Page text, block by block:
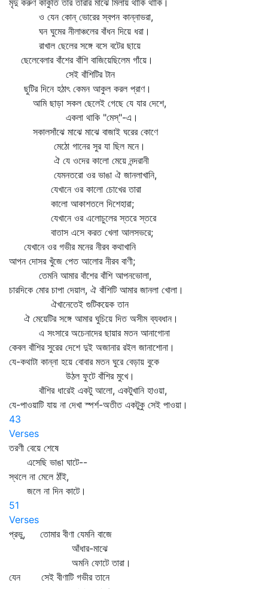
মৃদু করুণ কাকুতি তার তারার মাঝে মিলায় থাকি থাকি।
ও যেন কোন্‌ ভোরের স্বপন কান্নাভরা,
ঘন ঘুমের নীলাঞ্চলের বাঁধন দিয়ে ধরা।
রাখাল ছেলের সঙ্গে বসে বটের ছায়ে
ছেলেবেলার বাঁশের বাঁশি বাজিয়েছিলেম গাঁয়ে।
সেই বাঁশিটির টান
ছুটির দিনে হঠাৎ কেমন আকুল করল প্রাণ।
আমি ছাড়া সকল ছেলেই গেছে যে যার দেশে,
একলা থাকি "মেস্‌"-এ।
সকালসাঁঝে মাঝে মাঝে বাজাই ঘরের কোণে
মেঠো গানের সুর যা ছিল মনে।
ঐ যে ওদের কালো মেয়ে নন্দরানী
যেমনতরো ওর ভাঙা ঐ জানলাখানি,
যেখানে ওর কালো চোখের তারা
কালো আকাশতলে দিশেহারা;
যেখানে ওর এলোচুলের স্তরে স্তরে
বাতাস এসে করত খেলা আলসভরে;
যেখানে ওর গভীর মনের নীরব কথাখানি
আপন দোসর খুঁজে পেত আলোর নীরব বাণী;
তেমনি আমার বাঁশের বাঁশি আপনভোলা,
চারদিকে মোর চাপা দেয়াল, ঐ বাঁশিটি আমার জানলা খোলা।
ঐখানেতেই গুটিকয়েক তান
ঐ মেয়েটির সঙ্গে আমার ঘুচিয়ে দিত অসীম ব্যবধান।
এ সংসারে অচেনাদের ছায়ার মতন আনাগোনা
কেবল বাঁশির সুরের দেশে দুই অজানার রইল জানাশোনা।
যে-কথাটা কান্না হয়ে বোবার মতন ঘুরে বেড়ায় বুকে
উঠল ফুটে বাঁশির মুখে।
বাঁশির ধারেই একটু আলো, একটুখানি হাওয়া,
যে-পাওয়াটি যায় না দেখা স্পর্শ-অতীত একটুকু সেই পাওয়া।
43
Verses
তরণী বেয়ে শেষে
এসেছি ভাঙা ঘাটে--
স্থলে না মেলে ঠাঁই,
জলে না দিন কাটে।
51
Verses
প্রভু, তোমার বীণা যেমনি বাজে
আঁধার-মাঝে
অমনি ফোটে তারা।
যেন সেই বীণাটি গভীর তানে